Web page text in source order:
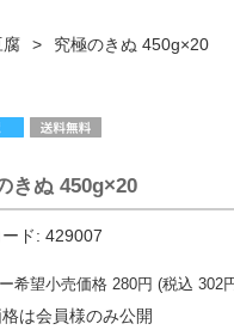
腐 究極のきぬ 450g×20
きぬ 450g×20
ド: 429007
希望小売価格 280円 (税込 302
は会員様のみ公開